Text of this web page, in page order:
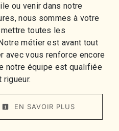
ou venir dans notre
nous sommes à votre
toutes les
métier est avant tout
avec vous renforce encore
notre équipe est qualifiée
EN SAVOIR PLUS